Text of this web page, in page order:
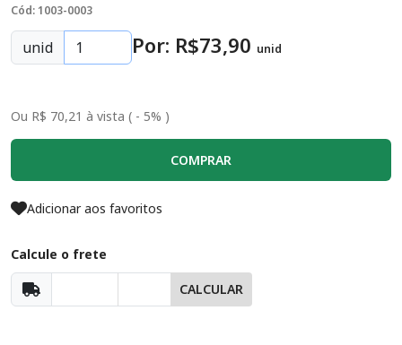
Cód: 1003-0003
unid Por: R$73,90 unid
Ou R$ 70,21 à vista ( - 5% )
COMPRAR
Adicionar aos favoritos
Calcule o frete
CALCULAR